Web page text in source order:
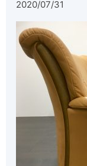
2020/07/31